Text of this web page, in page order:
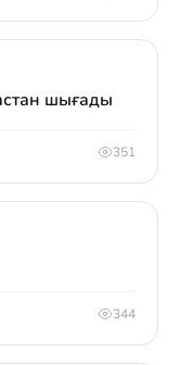
шығады
351
344